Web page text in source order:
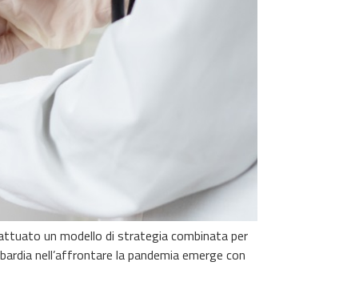
un modello di strategia combinata per
nell’affrontare la pandemia emerge con